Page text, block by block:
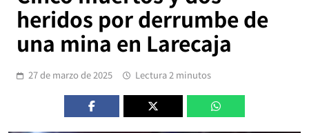
heridos por derrumbe de
una mina en Larecaja
27 de marzo de 2025 Lectura 2 minutos